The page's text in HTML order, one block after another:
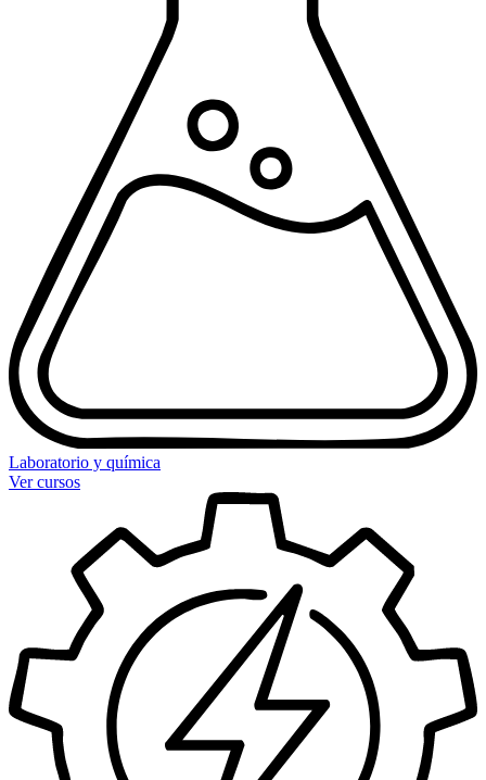
Laboratorio y química
Ver cursos